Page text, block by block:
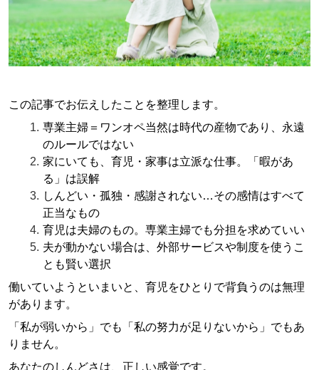
この記事でお伝えしたことを整理します。
専業主婦＝ワンオペ当然は時代の産物であり、永遠
のルールではない
家にいても、育児・家事は立派な仕事。「暇があ
る」は誤解
しんどい・孤独・感謝されない…その感情はすべて
正当なもの
育児は夫婦のもの。専業主婦でも分担を求めていい
夫が動かない場合は、外部サービスや制度を使うこ
とも賢い選択
働いていようといまいと、育児をひとりで背負うのは無理
があります。
「私が弱いから」でも「私の努力が足りないから」でもあ
りません。
あなたのしんどさは、正しい感覚です。